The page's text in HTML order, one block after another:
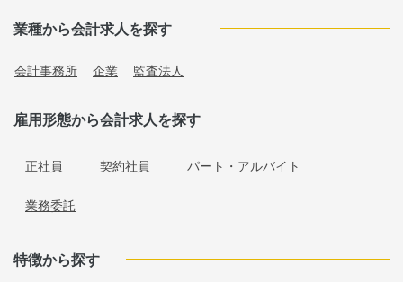
業種から会計求人を探す
会計事務所 企業 監査法人
雇用形態から会計求人を探す
正社員 契約社員 パート・アルバイト
業務委託
特徴から探す